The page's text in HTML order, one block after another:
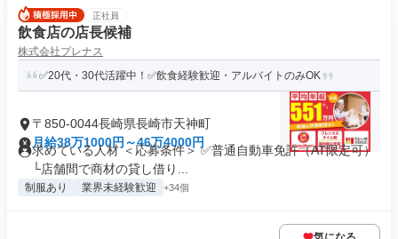
正社員
飲食店の店長候補
株式会社プレナス
✅20代・30代活躍中！✅飲食経験歓迎・アルバイトのみOK
〒850-0044長崎県長崎市天神町
月給38万1000円～46万4000円
求めている人材 ＜応募条件＞ ✅普通自動車免許（AT限定可）
└店舗間で商材の貸し借り...
制服あり 業界未経験歓迎 +34個